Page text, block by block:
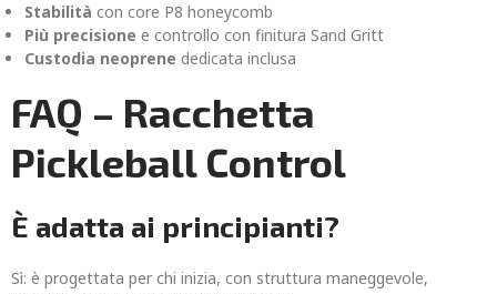
Stabilità con core P8 honeycomb
Più precisione e controllo con finitura Sand Gritt
Custodia neoprene dedicata inclusa
FAQ – Racchetta
Pickleball Control
È adatta ai principianti?
Sì: è progettata per chi inizia, con struttura maneggevole,